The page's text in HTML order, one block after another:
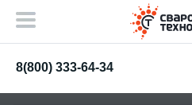
8(800) 333-64-34